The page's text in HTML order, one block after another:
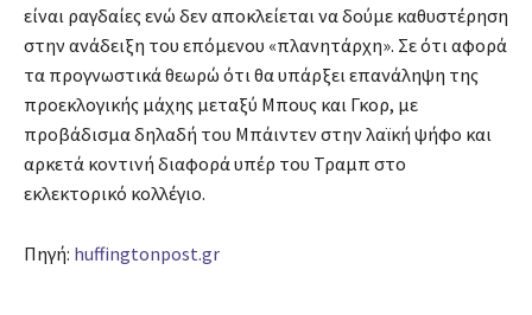
είναι ραγδαίες ενώ δεν αποκλείεται να δούμε καθυστέρηση
στην ανάδειξη του επόμενου «πλανητάρχη». Σε ότι αφορά
τα προγνωστικά θεωρώ ότι θα υπάρξει επανάληψη της
προεκλογικής μάχης μεταξύ Μπους και Γκορ, με
προβάδισμα δηλαδή του Μπάιντεν στην λαϊκή ψήφο και
αρκετά κοντινή διαφορά υπέρ του Τραμπ στο
εκλεκτορικό κολλέγιο.
Πηγή: huffingtonpost.gr